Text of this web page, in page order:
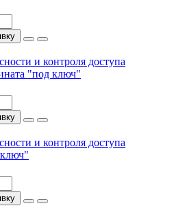
и контроля доступа
"под ключ"
и контроля доступа
ключ"